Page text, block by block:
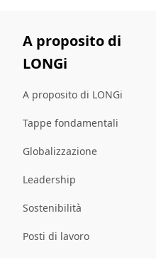
A proposito di
LONGi
A proposito di LONGi
Tappe fondamentali
Globalizzazione
Leadership
Sostenibilità
Posti di lavoro